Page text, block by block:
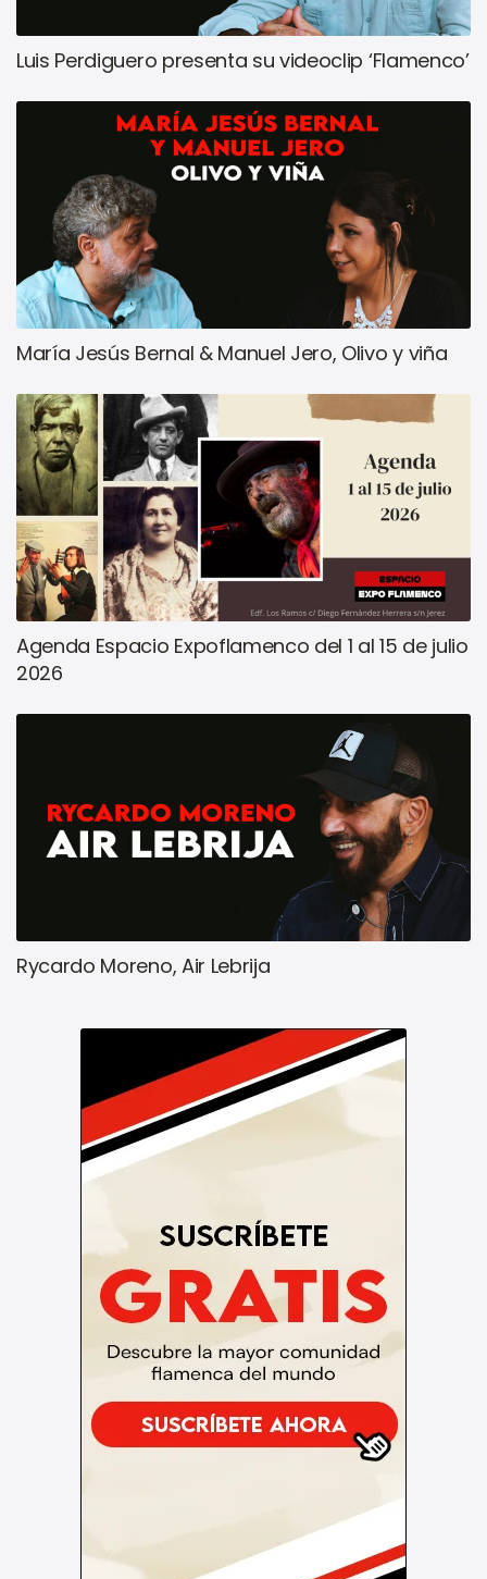
Luis Perdiguero presenta su videoclip ‘Flamenco’
María Jesús Bernal & Manuel Jero, Olivo y viña
Agenda Espacio Expoflamenco del 1 al 15 de julio
2026
Rycardo Moreno, Air Lebrija